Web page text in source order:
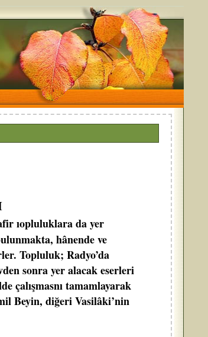
ıopluluklara da yer
hânende ve
Topluluk; Radyo’da
sonra yer alacak eserleri
çalışmasnı tamamlayarak
Beyin, diğeri Vasilâki’nin